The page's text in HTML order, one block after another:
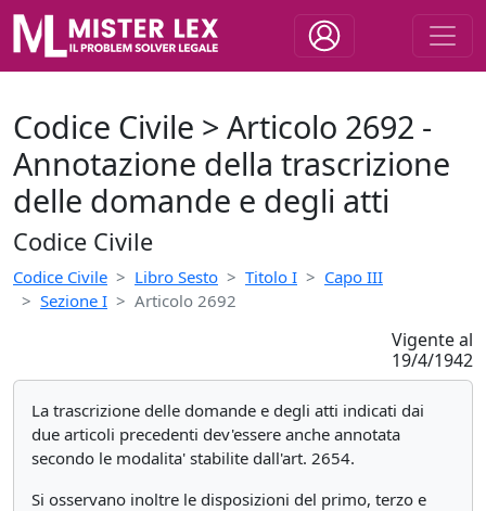
Codice Civile > Articolo 2692 -
Annotazione della trascrizione
delle domande e degli atti
Codice Civile
Codice Civile Libro Sesto Titolo I
Capo III
Sezione I
Articolo 2692
Vigente al
19/4/1942
La trascrizione delle domande e degli atti indicati dai
due articoli precedenti dev'essere anche annotata
secondo le modalita' stabilite dall'art. 2654.
Si osservano inoltre le disposizioni del primo, terzo e